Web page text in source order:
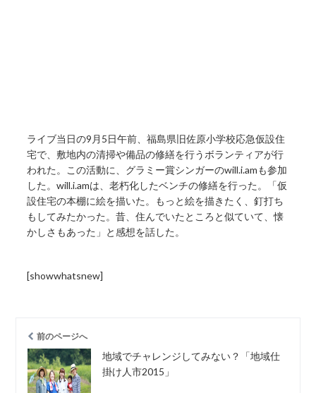
ライブ当日の9月5日午前、福島県旧佐原小学校応急仮設住
宅で、敷地内の清掃や備品の修繕を行うボランティアが行
われた。この活動に、グラミー賞シンガーのwill.i.amも参加
した。will.i.amは、老朽化したベンチの修繕を行った。「仮
設住宅の本棚に絵を描いた。もっと絵を描きたく、釘打ち
もしてみたかった。昔、住んでいたところと似ていて、懐
かしさもあった」と感想を話した。
[showwhatsnew]
前のページへ
地域でチャレンジしてみない？「地域仕
掛け人市2015」